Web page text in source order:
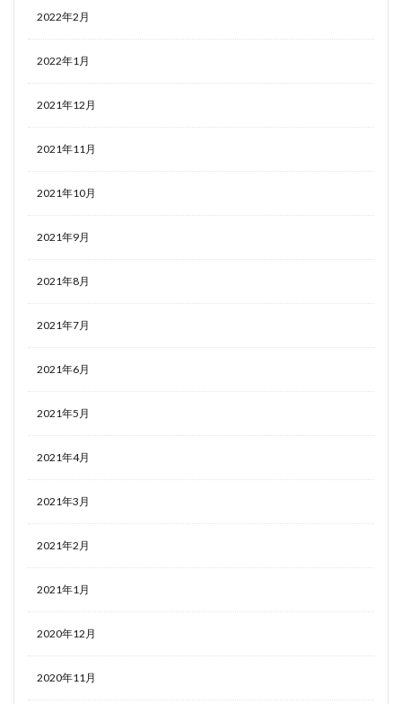
2022年2月
2022年1月
2021年12月
2021年11月
2021年10月
2021年9月
2021年8月
2021年7月
2021年6月
2021年5月
2021年4月
2021年3月
2021年2月
2021年1月
2020年12月
2020年11月